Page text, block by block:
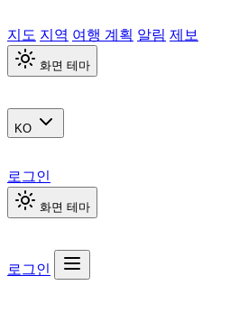
지도 지역 여행 계획 알림 제보
화면 테마
KO
로그인
화면 테마
로그인